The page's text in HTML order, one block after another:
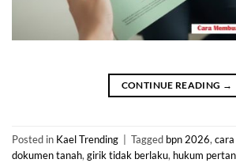
CONTINUE READING →
Posted in Kael Trending Tagged bpn 2026,
dokumen tanah,girik tidak berlaku, hukum